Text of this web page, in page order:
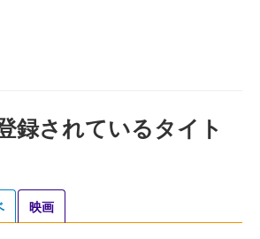
録されているタイト
映画